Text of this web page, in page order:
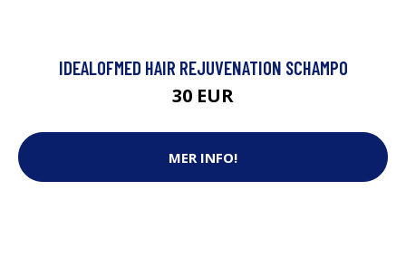
IDEALOFMED HAIR REJUVENATION SCHAMPO
30 EUR
MER INFO!